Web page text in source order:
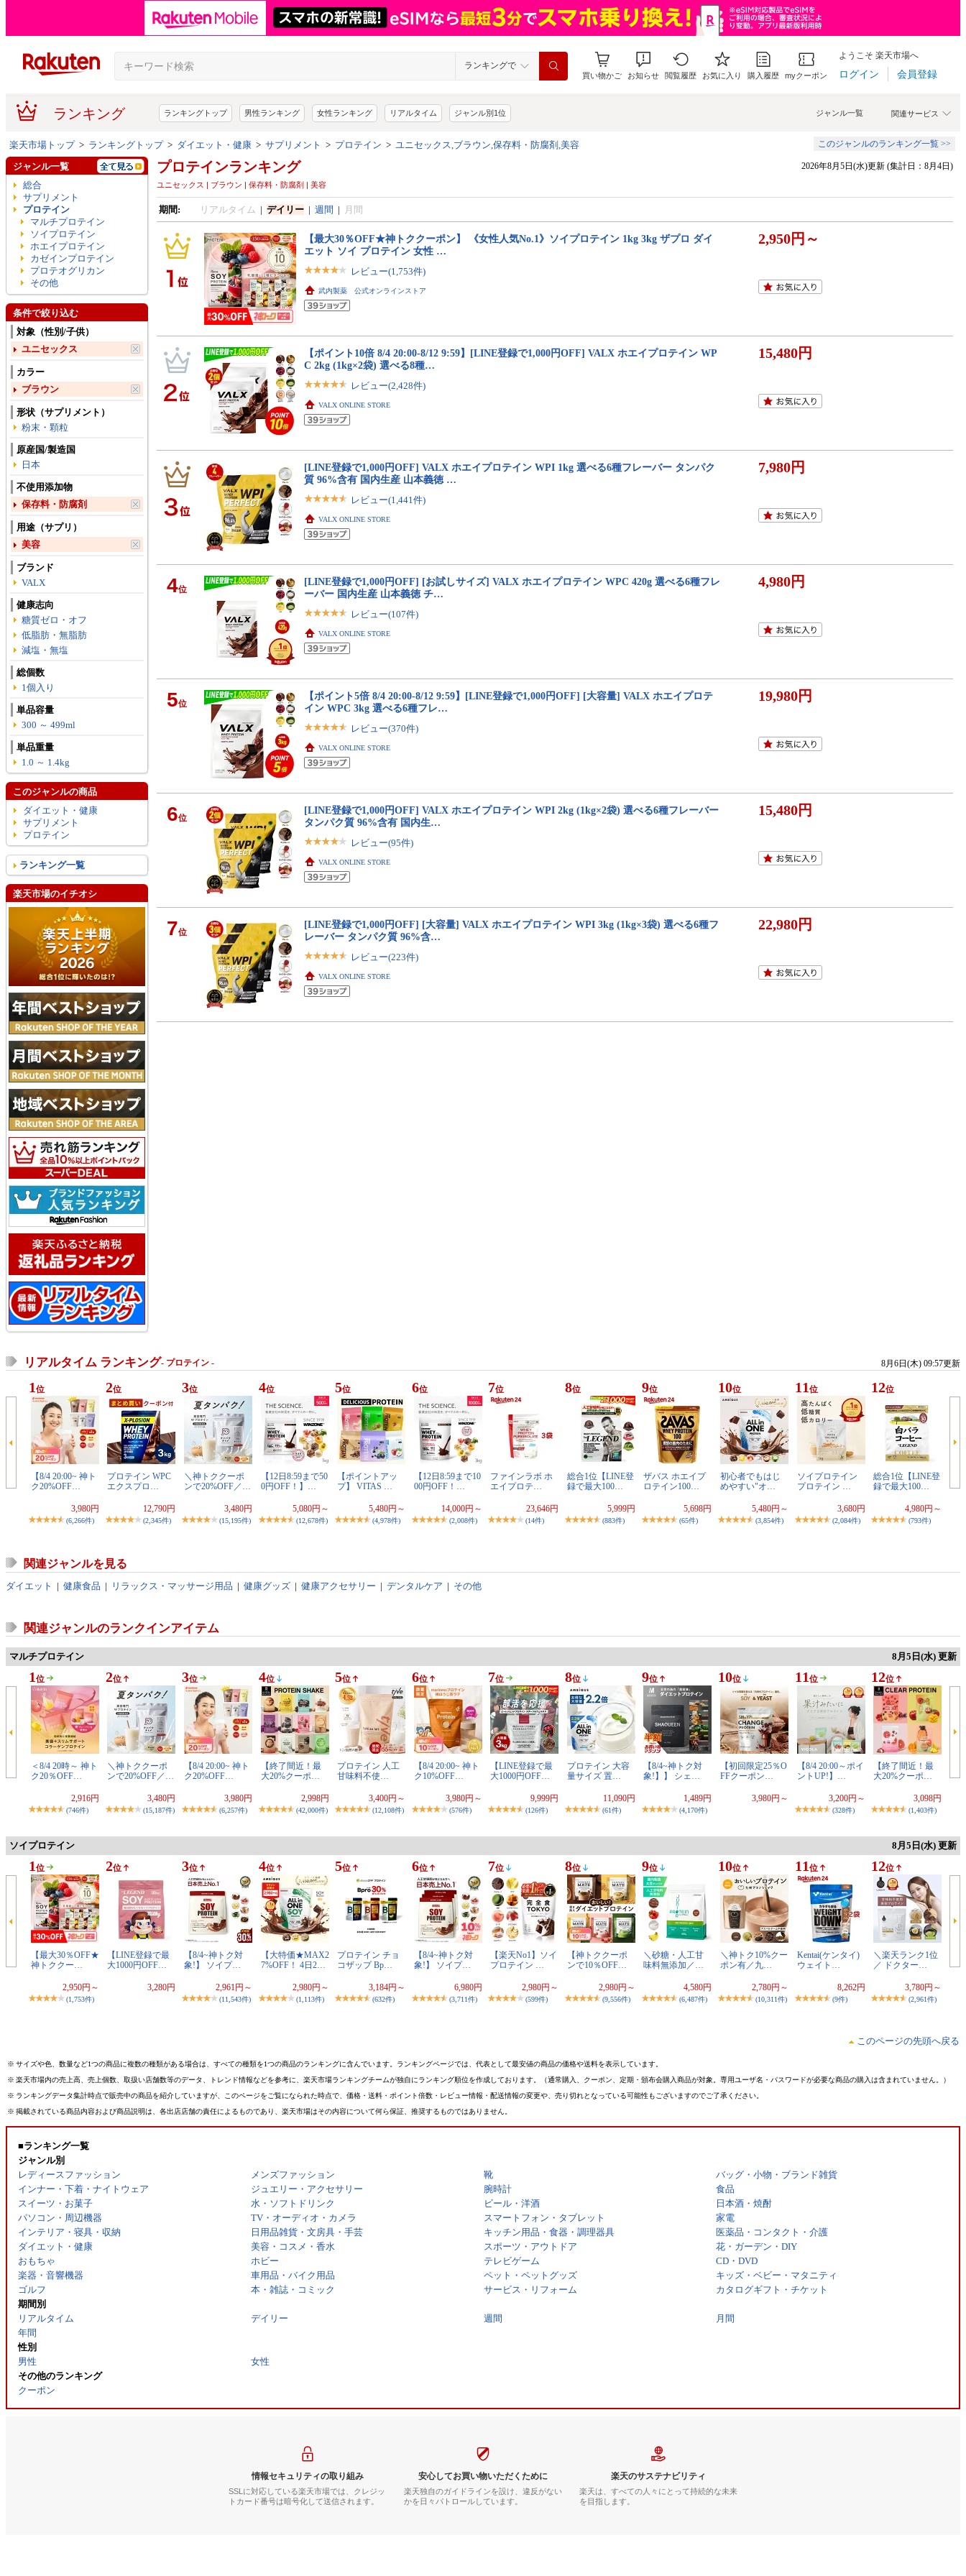
ランキングで
買い物かご お知らせ 閲覧履歴 お気に入り 購入履歴 myクーポン
ようこそ 楽天市場へ
ログイン 会員登録
ランキング 関連サービス
ジャンル一覧
ランキングトップ 男性ランキング 女性ランキング リアルタイム ジャンル別1位
楽天市場トップ> ランキングトップ> ダイエット・健康 > サプリメント > プロテイン > ユニセックス,ブラウン,保存料・防腐剤,美容 このジャンルのランキング一覧 >>
プロテインランキング
ユニセックス | ブラウン | 保存料・防腐剤 | 美容
2026年8月5日(水)更新 (集計日：8月4日)
期間: リアルタイム | デイリー| 週間 | 月間
【最大30％OFF★神トククーポン】 《女性人気No.1》ソイプロテイン 1kg 3kg ザプロ ダイ
エット ソイ プロテイン 女性 …
レビュー(1,753件)
武内製薬 公式オンラインストア
2,950円～
【ポイント10倍 8/4 20:00-8/12 9:59】[LINE登録で1,000円OFF] VALX ホエイプロテイン WP
C 2kg (1kg×2袋) 選べる8種…
レビュー(2,428件)
VALX ONLINE STORE
15,480円
[LINE登録で1,000円OFF] VALX ホエイプロテイン WPI 1kg 選べる6種フレーバー タンパク
質 96%含有 国内生産 山本義徳 …
レビュー(1,441件)
VALX ONLINE STORE
7,980円
4位
[LINE登録で1,000円OFF] [お試しサイズ] VALX ホエイプロテイン WPC 420g 選べる6種フレ
ーバー 国内生産 山本義徳 チ…
レビュー(107件)
VALX ONLINE STORE
4,980円
5位
【ポイント5倍 8/4 20:00-8/12 9:59】[LINE登録で1,000円OFF] [大容量] VALX ホエイプロテ
イン WPC 3kg 選べる6種フレ…
レビュー(370件)
VALX ONLINE STORE
19,980円
6位
[LINE登録で1,000円OFF] VALX ホエイプロテイン WPI 2kg (1kg×2袋) 選べる6種フレーバー
タンパク質 96%含有 国内生…
レビュー(95件)
VALX ONLINE STORE
15,480円
7位
[LINE登録で1,000円OFF] [大容量] VALX ホエイプロテイン WPI 3kg (1kg×3袋) 選べる6種フ
レーバー タンパク質 96%含…
レビュー(223件)
VALX ONLINE STORE
22,980円
ジャンル一覧
総合
サプリメント
プロテイン
マルチプロテイン
ソイプロテイン
ホエイプロテイン
カゼインプロテイン
プロテオグリカン
その他
条件で絞り込む
対象（性別/子供）
ユニセックス
カラー
ブラウン
形状（サプリメント）
粉末・顆粒
原産国/製造国
日本
不使用添加物
保存料・防腐剤
用途（サプリ）
美容
ブランド
VALX
健康志向
糖質ゼロ・オフ
低脂肪・無脂肪
減塩・無塩
総個数
1個入り
単品容量
300 ～ 499ml
単品重量
1.0 ～ 1.4kg
このジャンルの商品
ダイエット・健康
サプリメント
プロテイン
ランキング一覧
楽天市場のイチオシ
リアルタイム ランキング- プロテイン - 8月6日(木) 09:57更新
1 位
【8/4 20:00~ 神ト
ク20%OFF…
3,980円
(6,266件)
2位
プロテイン WPC
エクスプロ…
12,790円
(2,345件)
3位
＼神トククーポ
ンで20%OFF／…
3,480円
(15,195件)
4位
【12日8:59まで50
0円OFF！】…
5,080円～
(12,678件)
5位
【ポイントアッ
プ】 VITAS …
5,480円～
(4,978件)
6位
【12日8:59まで10
00円OFF！…
14,000円～
(2,008件)
7位
ファインラボ ホ
エイプロテ…
23,646円
(14件)
8位
総合1位【LINE登
録で最大100…
5,999円
(883件)
9位
ザバス ホエイプ
ロテイン100…
5,698円
(65件)
10位
初心者でもはじ
めやすい"オ…
5,480円～
(3,854件)
11 位
ソイプロテイン
プロテイン …
3,680円
(2,084件)
12位
総合1位【LINE登
録で最大100…
4,980円～
(793件)
関連ジャンルを見る
ダイエット | 健康食品 | リラックス・マッサージ用品 | 健康グッズ | 健康アクセサリー | デンタルケア | その他
関連ジャンルのランクインアイテム
マルチプロテイン 8月5日(水) 更新
1 位
＜8/4 20時～ 神ト
ク20％OFF…
2,916円
(746件)
2位
＼神トククーポ
ンで20%OFF／…
3,480円
(15,187件)
3位
【8/4 20:00~ 神ト
ク20%OFF…
3,980円
(6,257件)
4位
【終了間近！最
大20%クーポ…
2,998円
(42,000件)
5位
プロテイン 人工
甘味料不使…
3,400円～
(12,108件)
6位
【8/4 20:00~ 神ト
ク10%OFF…
3,980円～
(576件)
7位
【LINE登録で最
大1000円OFF…
9,999円
(126件)
8位
プロテイン 大容
量サイズ 置…
11,090円
(61件)
9位
【8/4~神トク対
象!】】 シェ…
1,489円
(4,170件)
10位
【初回限定25％O
FFクーポン…
3,980円～
11 位
【8/4 20:00～ポイ
ントUP!】…
3,200円～
(328件)
12位
【終了間近！最
大20%クーポ…
3,098円
(1,403件)
ソイプロテイン 8月5日(水) 更新
1 位
【最大30％OFF★
神トククー…
2,950円～
(1,753件)
2位
【LINE登録で最
大1000円OFF…
3,280円
3位
【8/4~神トク対
象!】 ソイプ…
2,961円～
(11,543件)
4位
【大特価★MAX2
7%OFF！ 4日2…
2,980円～
(1,113件)
5位
プロテイン チョ
コザップ Bp…
3,184円～
(632件)
6位
【8/4~神トク対
象!】 ソイプ…
6,980円
(3,711件)
7位
【楽天No1】ソイ
プロテイン …
2,980円～
(599件)
8位
【神トククーポ
ンで10％OFF…
2,980円～
(9,556件)
9位
＼砂糖・人工甘
味料無添加／…
4,580円
(6,487件)
10位
＼神トク10%クー
ポン有／九…
2,780円～
(10,311件)
11 位
Kentai(ケンタイ)
ウェイト…
8,262円
(9件)
12位
＼楽天ランク1位
／ ドクター…
3,780円～
(2,961件)
このページの先頭へ戻る
※ サイズや色、数量など1つの商品に複数の種類がある場合は、すべての種類を1つの商品のランキングに含んでいます。ランキングページでは、代表として最安値の商品の価格や送料を表示しています。
※ 楽天市場内の売上高、売上個数、取扱い店舗数等のデータ、トレンド情報などを参考に、楽天市場ランキングチームが独自にランキング順位を作成しております。（通常購入、クーポン、定期・頒布会購入商品が対象。専用ユーザ名・パスワードが必要な商品の購入は含まれていません。）
※ ランキングデータ集計時点で販売中の商品を紹介していますが、このページをご覧になられた時点で、価格・送料・ポイント倍数・レビュー情報・配送情報の変更や、売り切れとなっている可能性もございますのでご了承ください。
※ 掲載されている商品内容および商品説明は、各出店店舗の責任によるものであり、楽天市場はその内容について何ら保証、推奨するものではありません。
■ランキング一覧
ジャンル別
レディースファッション
メンズファッション 靴
バッグ・小物・ブランド雑貨
インナー・下着・ナイトウェア
ジュエリー・アクセサリー 腕時計
食品
スイーツ・お菓子
水・ソフトドリンク ビール・洋酒
日本酒・焼酎
パソコン・周辺機器
TV・オーディオ・カメラ スマートフォン・タブレット
家電
インテリア・寝具・収納
日用品雑貨・文房具・手芸 キッチン用品・食器・調理器具
医薬品・コンタクト・介護
ダイエット・健康
美容・コスメ・香水 スポーツ・アウトドア
花・ガーデン・DIY
おもちゃ
ホビー テレビゲーム
CD・DVD
楽器・音響機器
車用品・バイク用品 ペット・ペットグッズ
キッズ・ベビー・マタニティ
ゴルフ
本・雑誌・コミック サービス・リフォーム
カタログギフト・チケット
期間別
リアルタイム
デイリー 週間
月間
年間
性別
男性
女性
その他のランキング
クーポン
情報セキュリティの取り組み
SSLに対応している楽天市場では、クレジッ
トカード番号は暗号化して送信されます。
安心してお買い物いただくために
楽天独自のガイドラインを設け、違反がない
かを日々パトロールしています。
楽天のサステナビリティ
楽天は、すべての人々にとって持続的な未来
を目指します。